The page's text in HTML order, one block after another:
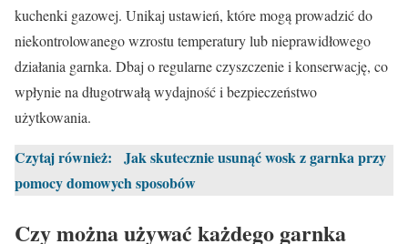
kuchenki gazowej. Unikaj ustawień, które mogą prowadzić do
niekontrolowanego wzrostu temperatury lub nieprawidłowego
działania garnka. Dbaj o regularne czyszczenie i konserwację, co
wpłynie na długotrwałą wydajność i bezpieczeństwo
użytkowania.
Czytaj również:
Jak skutecznie usunąć wosk z garnka przy
pomocy domowych sposobów
Czy można używać każdego garnka